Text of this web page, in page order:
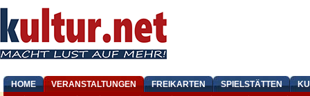
HOME VERANSTALTUNGEN FREIKARTEN SPIELSTÄTTEN